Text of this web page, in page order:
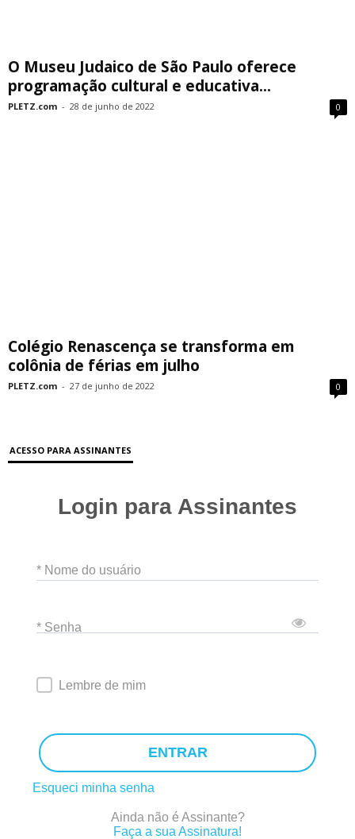
O Museu Judaico de São Paulo oferece
programação cultural e educativa...
PLETZ.com - 28 de junho de 2022 0
Colégio Renascença se transforma em
colônia de férias em julho
PLETZ.com - 27 de junho de 2022 0
ACESSO PARA ASSINANTES
Login para Assinantes
* Nome do usuário
* Senha
Lembre de mim
ENTRAR
Esqueci minha senha
Ainda não é Assinante?
Faça a sua Assinatura!